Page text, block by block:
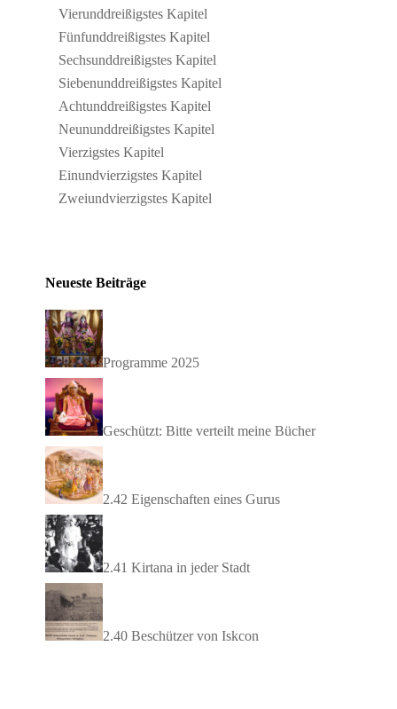
Vier­und­drei­ßig­stes Kapitel
Fünf­und­drei­ßig­stes Kapitel
Sechs­und­drei­ßig­stes Kapitel
Sie­ben­und­drei­ßig­stes Kapitel
Acht­und­drei­ßig­stes Kapitel
Neun­und­drei­ßig­stes Kapitel
Vier­zig­stes Kapitel
Ein­und­vier­zig­stes Kapitel
Zwei­und­vier­zig­stes Kapitel
Neueste Beiträge
Pro­gramme 2025
Geschützt: Bitte ver­teilt meine Bücher
2.42 Eigen­schaften eines Gurus
2.41 Kir­tana in jeder Stadt
2.40 Beschützer von Iskcon